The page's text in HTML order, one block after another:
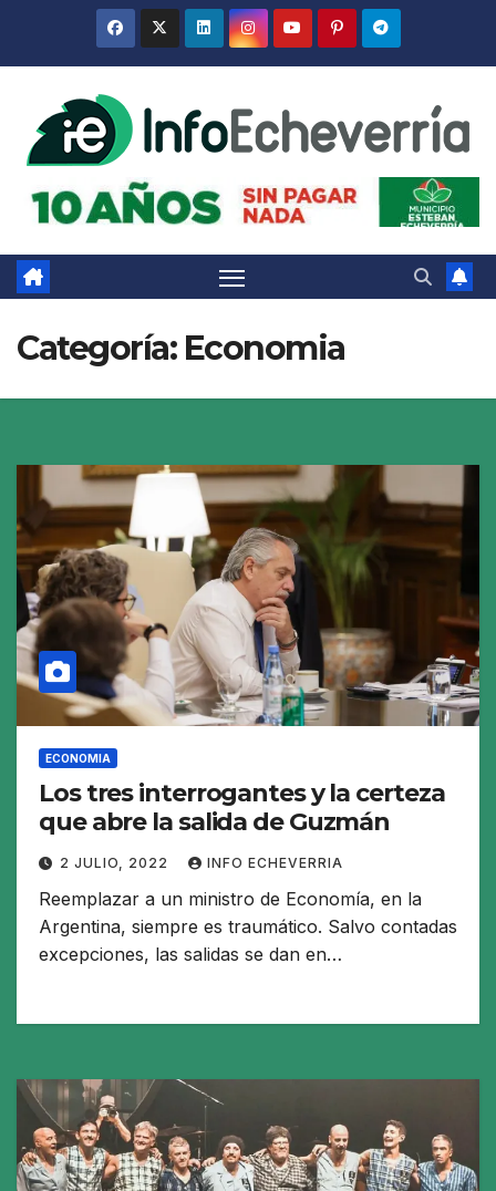
Categoría: Economia
ECONOMIA
Los tres interrogantes y la certeza
que abre la salida de Guzmán
2 JULIO, 2022 INFO ECHEVERRIA
Reemplazar a un ministro de Economía, en la
Argentina, siempre es traumático. Salvo contadas
excepciones, las salidas se dan en…